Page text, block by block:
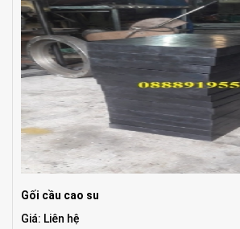
Gối cầu cao su
Giá: Liên hệ